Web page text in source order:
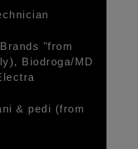
"from
Biodroga/MD
& pedi (from